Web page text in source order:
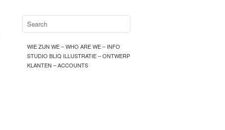
WIE ZIJN WE – WHO ARE WE – INFO
STUDIO BLIQ ILLUSTRATIE – ONTWERP
KLANTEN – ACCOUNTS